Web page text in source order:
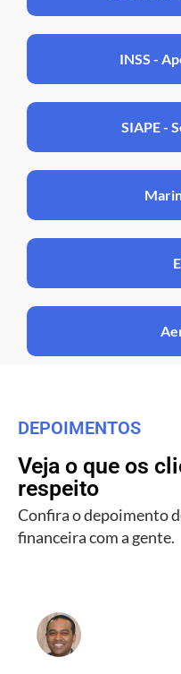
INSS -
SIAPE -
DEPOIMENTOS
Veja o que os
respeito
Confira o depoimento
financeira com a gente.